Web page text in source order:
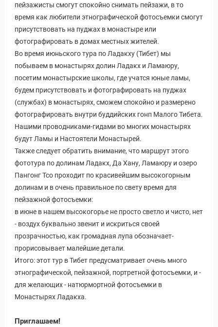
Путеводитель по
пейзажисты смогут спокойно снимать пейзажи, в то
время как любители этнографической фотосъемки смогут
присутствовать на пуджах в монастыре или
фотографировать в домах местных жителей.
Во время июньского тура по Ладакху (Тибет) мы
побываем в монастырях долин Ладакх и Ламаюру,
посетим монастырские школы, где учатся юные ламы,
будем присутствовать и фотографировать на пуджах
(службах) в монастырях, сможем спокойно и размерено
фотографировать внутри буддийских гонп Малого Тибета.
Нашими проводниками-гидами во многих монастырях
будут Ламы и Настоятели Монастырей.
Также следует обратить внимание, что маршрут этого
фототура по долинам Ладакх, Да Хану, Ламаюру и озеро
Пангонг Тсо проходит по красивейшим высокогорным
долинам и в очень правильное по свету время для
пейзажной фотосъемки:
в июне в нашем высокогорье не просто светло и чисто, нет
- воздух буквально звенит и искриться своей
прозрачностью, как громадная лупа обозначает-
прорисовывает малейшие детали.
Итого: этот тур в Тибет предусматривает очень много
этнографической, пейзажной, портретной фотосъемки, и -
для желающих - натюрмортной фотосъемки в
Монастырях Ладакха.
Приглашаем!